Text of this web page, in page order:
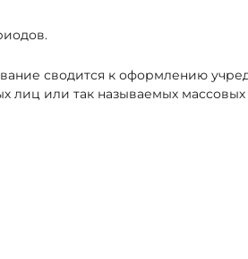
сводится к оформлению
лиц или так называемых